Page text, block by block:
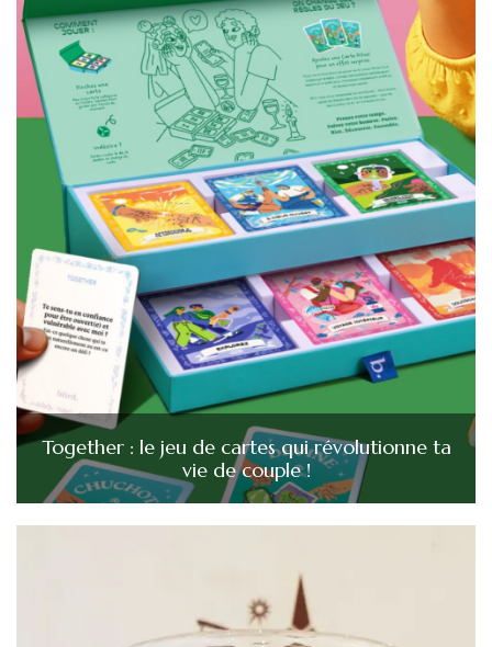
Together : le jeu de cartes qui révolutionne ta
vie de couple !